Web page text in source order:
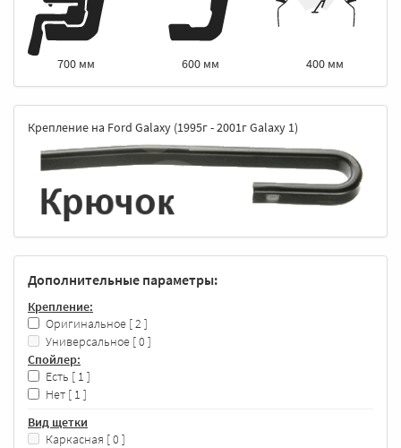
700 мм 600 мм 400 мм
Крепление на Ford Galaxy (1995г - 2001г Galaxy 1)
Дополнительные параметры:
Крепление:
Оригинальное [ 2 ]
Универсальное [ 0 ]
Спойлер:
Есть [ 1 ]
Нет [ 1 ]
Вид щетки
Каркасная [ 0 ]